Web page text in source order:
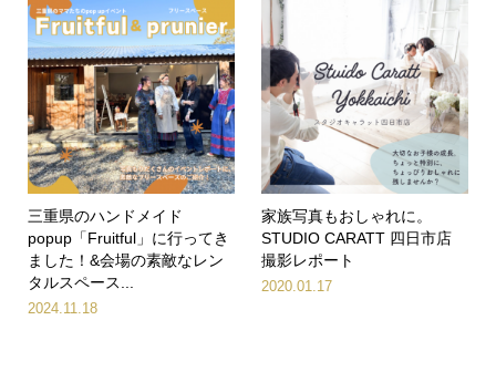
三重県のハンドメイド
popup「Fruitful」に行ってき
ました！&会場の素敵なレン
タルスペース...
2024.11.18
家族写真もおしゃれに。
STUDIO CARATT 四日市店
撮影レポート
2020.01.17